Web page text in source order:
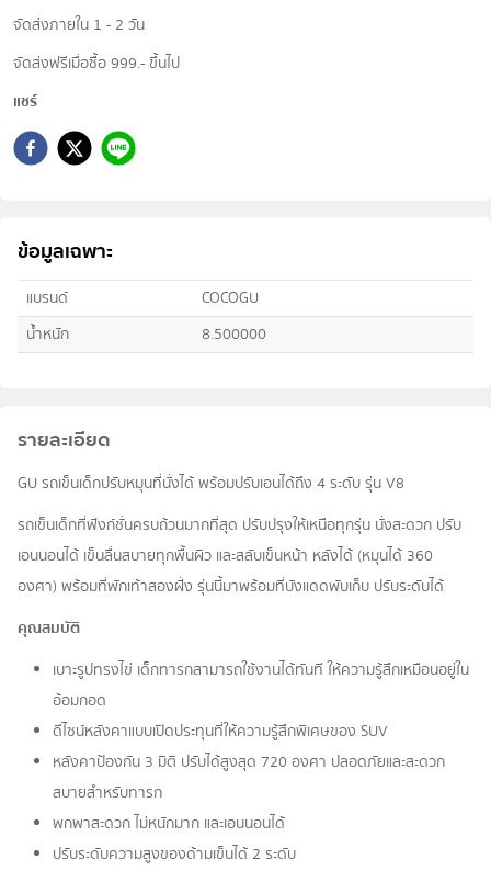
จัดส่งภายใน 1 - 2 วัน
จัดส่งฟรีเมื่อซื้อ 999.- ขึ้นไป
แชร์
ข้อมูลเฉพาะ
แบรนด์
COCOGU
น้ำหนัก
8.500000
รายละเอียด
GU รถเข็นเด็กปรับหมุนที่นั่งได้ พร้อมปรับเอนได้ถึง 4 ระดับ รุ่น V8
รถเข็นเด็กที่ฟังก์ชั่นครบถ้วนมากที่สุด ปรับปรุงให้เหนือทุกรุ่น นั่งสะดวก ปรับ
เอนนอนได้ เข็นลื่นสบายทุกพื้นผิว และสลับเข็นหน้า หลังได้ (หมุนได้ 360
องศา) พร้อมที่พักเท้าสองฝั่ง รุ่นนี้มาพร้อมที่บังแดดพับเก็บ ปรับระดับได้
คุณสมบัติ
เบาะรูปทรงไข่ เด็กทารกสามารถใช้งานได้ทันที ให้ความรู้สึกเหมือนอยู่ใน
อ้อมกอด
ดีไซน์หลังคาแบบเปิดประทุนที่ให้ความรู้สึกพิเศษของ SUV
หลังคาป้องกัน 3 มิติ ปรับได้สูงสุด 720 องศา ปลอดภัยและสะดวก
สบายสำหรับทารก
พกพาสะดวก ไม่หนักมาก และเอนนอนได้
ปรับระดับความสูงของด้ามเข็นได้ 2 ระดับ